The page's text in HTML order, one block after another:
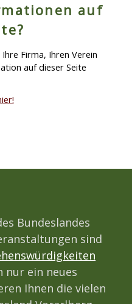
auf
Firma, Ihren Verein
auf dieser Seite
Bundeslandes
sind
nur ein neues
Ihnen die vielen